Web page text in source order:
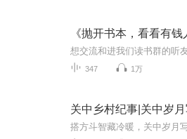
《抛开书本，看看有钱
347 1万
关中乡村纪事|关中岁